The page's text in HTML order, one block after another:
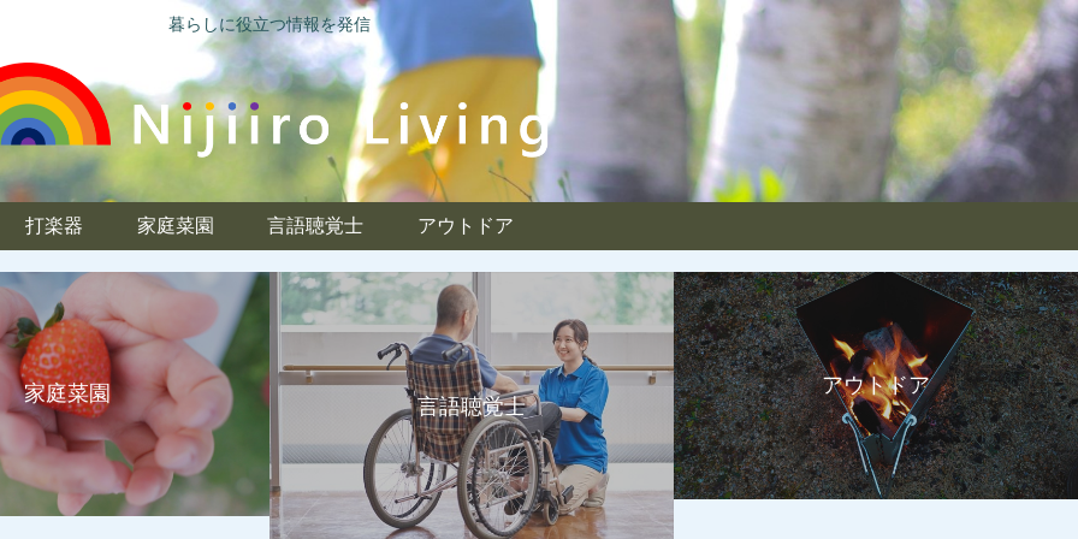
暮らしに役立つ情報を発信
打楽器 家庭菜園 言語聴覚士 アウトドア
家庭菜園
言語聴覚士
アウトドア